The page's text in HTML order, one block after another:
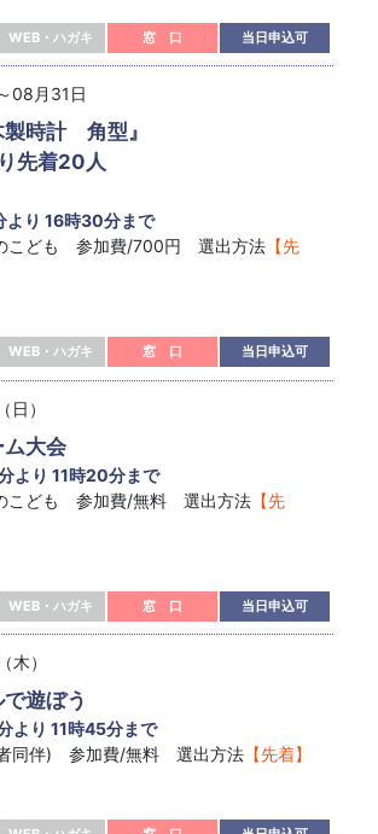
WEB・ハガキ 窓 口 当日申込可
08月31日
製時計 角型』
先着20人
より 16時30分まで
こども 参加費/700円 選出方法 【先
WEB・ハガキ 窓 口 当日申込可
日）
ム大会
より 11時20分まで
こども 参加費/無料 選出方法 【先
WEB・ハガキ 窓 口 当日申込可
木）
遊ぼう
より 11時45分まで
同伴) 参加費/無料 選出方法 【先着】